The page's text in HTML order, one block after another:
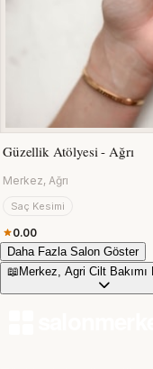
Güzellik Atölyesi - Ağrı
Merkez, Ağrı
Saç Kesimi
0.00
Daha Fazla Salon Göster
📖 Merkez, Agri Cilt Bakımı